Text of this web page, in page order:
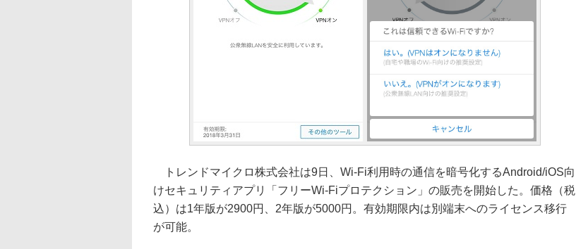
トレンドマイクロ株式会社は9日、Wi-Fi利用時の通信を暗号化するAndroid/iOS向
けセキュリティアプリ「フリーWi-Fiプロテクション」の販売を開始した。価格（税
込）は1年版が2900円、2年版が5000円。有効期限内は別端末へのライセンス移行
が可能。